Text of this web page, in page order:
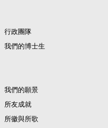
行政團隊
我們的博士生
我們的願景
所友成就
所徽與所歌